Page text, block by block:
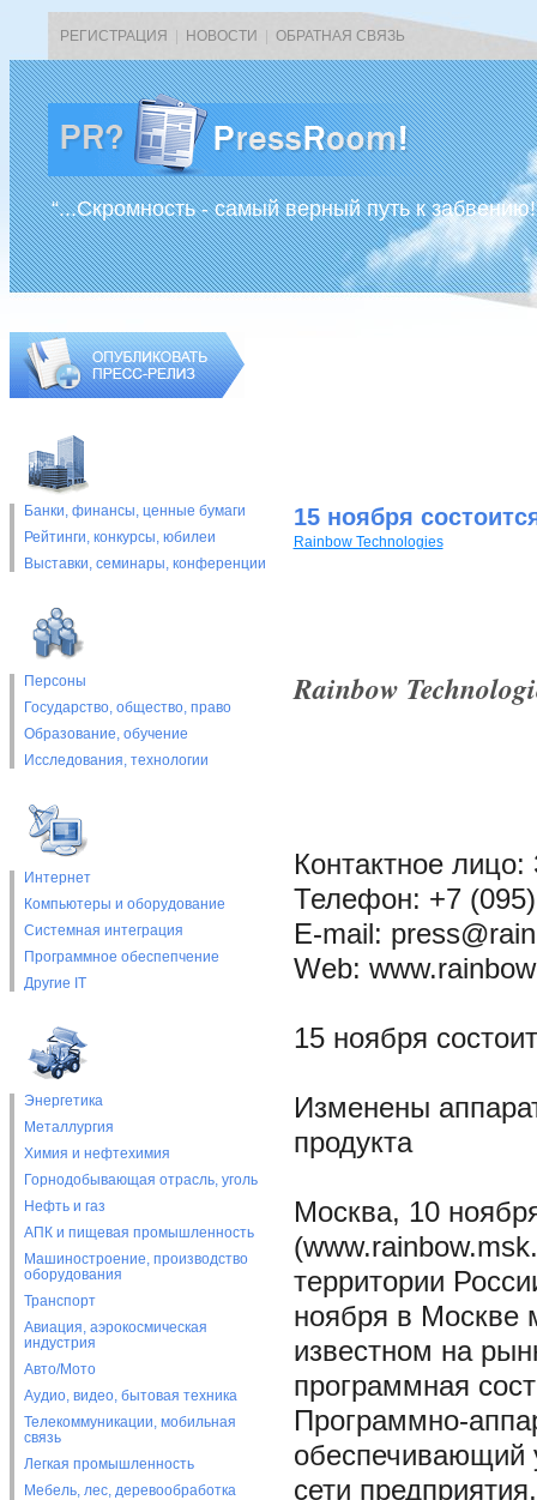
РЕГИСТРАЦИЯ НОВОСТИ ОБРАТНАЯ СВЯЗЬ
“...Скромность - самый верный путь к
Банки, финансы, ценные бумаги
Рейтинги, конкурсы, юбилеи
Выставки, cеминары, конференции
Персоны
Государство, общество, право
Образование, обучение
Исследования, технологии
Интернет
Компьютеры и оборудование
Системная интеграция
Программное обеспепчение
Другие IT
Энергетика
Металлургия
Химия и нефтехимия
Горнодобывающая отрасль, уголь
Нефть и газ
АПК и пищевая промышленность
Машиностроение, производство
оборудования
Транспорт
Авиация, аэрокосмическая
индустрия
Авто/Мото
Аудио, видео, бытовая техника
Телекоммуникации, мобильная
связь
Легкая промышленность
Мебель, лес, деревообработка
15 ноября
Rainbow Technologies
Rainbow
Контактное
Телефон: +7
E-mail:
Web:
15 ноября
Изменены
продукта
Москва, 10
территории
ноября в Москве
известном на
программная
Программно-
обеспечивающий
сети